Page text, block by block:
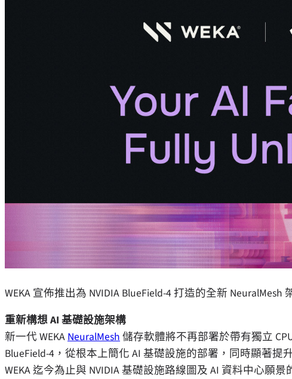
WEKA 宣佈推出為 NVIDIA BlueField-4 打造的全新 NeuralMesh
重新構想 AI 基礎設施架構
新一代 WEKANeuralMesh儲存軟體將不再部署於帶有獨立
BlueField-4，從根本上簡化 AI 基礎設施的部署，同時顯著
WEKA 迄今為止與 NVIDIA 基礎設施路線圖及 AI 資料中心願景